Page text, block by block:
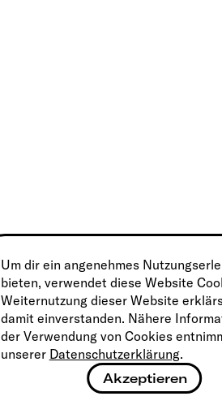
Um dir ein angenehmes
bieten, verwendet diese Website
Weiternutzung dieser Website
damit einverstanden. Nähere
der Verwendung von Cookies
unserer Datenschutzerklärung.
Akzeptieren